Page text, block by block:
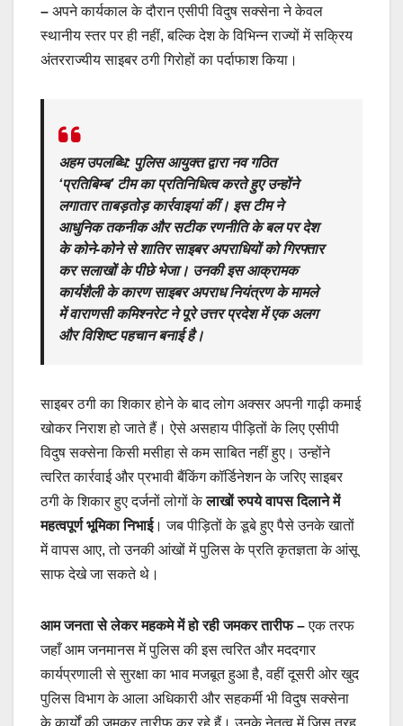
– अपने कार्यकाल के दौरान एसीपी विदुष सक्सेना ने केवल
स्थानीय स्तर पर ही नहीं, बल्कि देश के विभिन्न राज्यों में सक्रिय
अंतरराज्यीय साइबर ठगी गिरोहों का पर्दाफाश किया।
अहम उपलब्धि: पुलिस आयुक्त द्वारा नव गठित
‘प्रतिबिम्ब’ टीमका प्रतिनिधित्व करते हुए उन्होंने
लगातार ताबड़तोड़ कार्रवाइयां कीं। इस टीम ने
आधुनिक तकनीक और सटीक रणनीति के बल पर देश
के कोने-कोने से शातिर साइबर अपराधियों को गिरफ्तार
कर सलाखों के पीछे भेजा। उनकी इस आक्रामक
कार्यशैली के कारणसाइबर अपराध नियंत्रणके मामले
में वाराणसी कमिश्नरेट ने पूरे उत्तर प्रदेश में एक अलग
और विशिष्ट पहचान बनाई है।
साइबर ठगी का शिकार होने के बाद लोग अक्सर अपनी गाढ़ी कमाई
खोकर निराश हो जाते हैं। ऐसे असहाय पीड़ितों के लिए एसीपी
विदुष सक्सेना किसी मसीहा से कम साबित नहीं हुए। उन्होंने
त्वरित कार्रवाई और प्रभावी बैंकिंग कॉर्डिनेशन के जरिए साइबर
ठगी के शिकार हुए दर्जनों लोगों केलाखों रुपये वापस दिलाने में
महत्वपूर्ण भूमिका निभाई। जब पीड़ितों के डूबे हुए पैसे उनके खातों
में वापस आए, तो उनकी आंखों में पुलिस के प्रति कृतज्ञता के आंसू
साफ देखे जा सकते थे।
आम जनता से लेकर महकमे में हो रही जमकर तारीफ –एक तरफ
जहाँ आम जनमानस में पुलिस की इस त्वरित और मददगार
कार्यप्रणाली से सुरक्षा का भाव मजबूत हुआ है, वहीं दूसरी ओर खुद
पुलिस विभाग के आला अधिकारी और सहकर्मी भी विदुष सक्सेना
के कार्यों की जमकर तारीफ कर रहे हैं। उनके नेतृत्व में जिस तरह